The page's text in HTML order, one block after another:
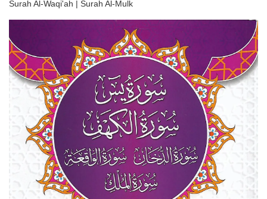
Surah Al-Waqi'ah | Surah Al-Mulk